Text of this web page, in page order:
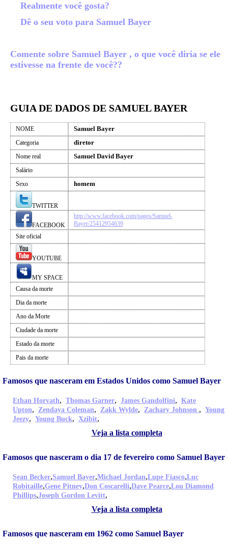
Realmente você gosta?
Dê o seu voto para Samuel Bayer
Comente sobre Samuel Bayer , o que você diria se ele
estivesse na frente de você??
GUIA DE DADOS DE SAMUEL BAYER
NOME Samuel Bayer
Categoria diretor
Nome real Samuel David Bayer
Salário
Sexo
homem
TWITTER
FACEBOOK
http://www.facebook.com/pages/Samuel-
Bayer/25412954639
Site oficial
YOUTUBE
MY SPACE
Causa da morte
Dia da morte
Ano da Morte
Ciudade da morte
Estado da morte
Pais da morte
Famosos que nasceram em Estados Unidos como Samuel Bayer
Ethan Horvath, Thomas Garner, James Gandolfini, Kate
Upton, Zendaya Coleman, Zakk Wylde, Zachary Johnson , Young
Jeezy, Young Buck, Xzibit,
Veja a lista completa
Famosos que nasceram o dia 17 de fevereiro como Samuel Bayer
Sean Becker,Samuel Bayer,Michael Jordan,Lupe Fiasco,Luc
Robitaille,Gene Pitney,Don Coscarelli,Dave Pearce,Lou Diamond
Phillips,Joseph Gordon Levitt,
Veja a lista completa
Famosos que nasceram em 1962 como Samuel Bayer